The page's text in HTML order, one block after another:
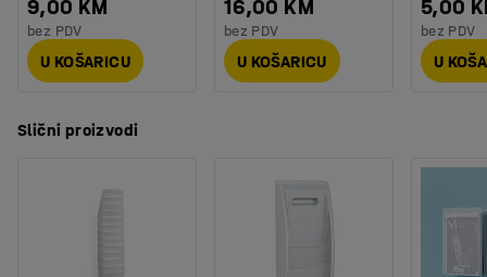
9,00 KM
bez PDV
U KOŠARICU
16,00 KM
bez PDV
U KOŠARICU
5,00
bez PDV
U
Slični proizvodi